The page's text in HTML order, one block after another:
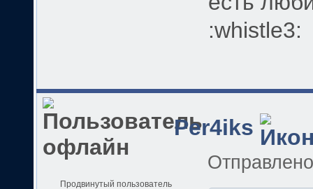
:whistle3:
Per4iks
Продвинутый пользователь